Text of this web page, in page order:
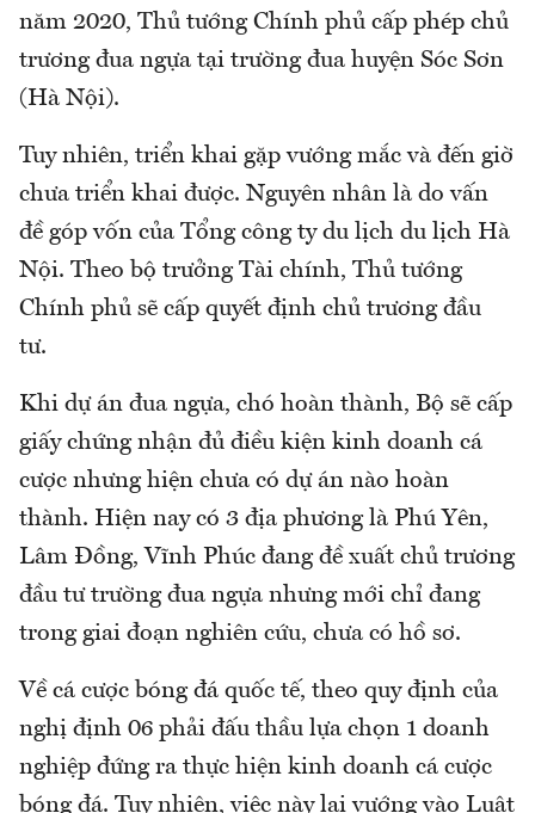
năm 2020, Thủ tướng Chính phủ cấp phép chủ
trương đua ngựa tại trường đua huyện Sóc Sơn
(Hà Nội).
Tuy nhiên, triển khai gặp vướng mắc và đến giờ
chưa triển khai được. Nguyên nhân là do vấn
đề góp vốn của Tổng công ty du lịch du lịch Hà
Nội. Theo bộ trưởng Tài chính, Thủ tướng
Chính phủ sẽ cấp quyết định chủ trương đầu
tư.
Khi dự án đua ngựa, chó hoàn thành, Bộ sẽ cấp
giấy chứng nhận đủ điều kiện kinh doanh cá
cược nhưng hiện chưa có dự án nào hoàn
thành. Hiện nay có 3 địa phương là Phú Yên,
Lâm Đồng, Vĩnh Phúc đang đề xuất chủ trương
đầu tư trường đua ngựa nhưng mới chỉ đang
trong giai đoạn nghiên cứu, chưa có hồ sơ.
Về cá cược bóng đá quốc tế, theo quy định của
nghị định 06 phải đấu thầu lựa chọn 1 doanh
nghiệp đứng ra thực hiện kinh doanh cá cược
bóng đá. Tuy nhiên, việc này lại vướng vào Luật